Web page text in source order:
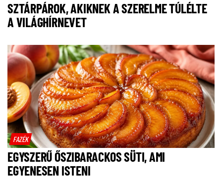
SZTÁRPÁROK, AKIKNEK A SZERELME TÚLÉLTE
A VILÁGHÍRNEVET
FAZÉK
EGYSZERŰ ŐSZIBARACKOS SÜTI, AMI
EGYENESEN ISTENI